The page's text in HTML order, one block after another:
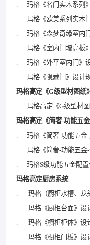
. 玛格《名门实木系列
. 玛格《欧美系列实木
. 玛格《森梦奇缘室内
. 玛格《室内门增高板
. 玛格《外平室内门》
. 玛格《隐藏门》设计
玛格高定《G级型材图纸》
. 玛格高定《G级型材图
玛格高定《简奢-功能五
. 玛格《简奢-功能五金-
. 玛格《简奢-功能五金-
. 玛格S级功能五金配置
玛格高定厨房系统
. 玛格（厨柜水槽、龙
. 玛格《厨柜台面》设
. 玛格《橱柜柜体》设
. 玛格《橱柜门板》设